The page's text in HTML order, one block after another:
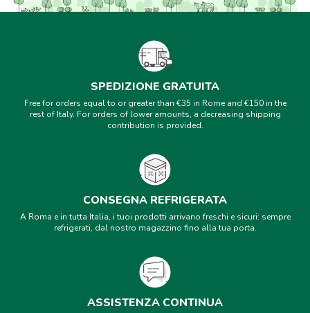
SPEDIZIONE GRATUITA
Free for orders equal to or greater than €35 in Rome and €150 in the
rest of Italy. For orders of lower amounts, a decreasing shipping
contribution is provided.
CONSEGNA REFRIGERATA
A Roma e in tutta Italia, i tuoi prodotti arrivano freschi e sicuri: sempre
refrigerati, dal nostro magazzino fino alla tua porta.
ASSISTENZA CONTINUA